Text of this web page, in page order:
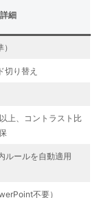
詳細
切り替え
上、コントラスト比
ルールを自動適用
不要）